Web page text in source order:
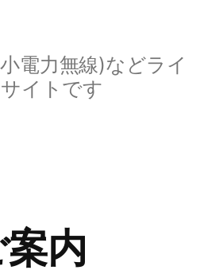
電力無線)などライ
イトです
内